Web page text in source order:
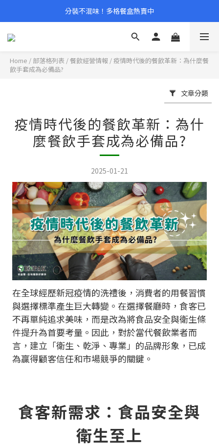
分裝不混味！多格餐盒熱賣中
Home / 部落格列表 /餐飲經營情報 /疫情時代後的餐飲革新：為什麼餐
飲手套成為必備品?
文章分類
疫情時代後的餐飲革新：為什
麼餐飲手套成為必備品?
2025-01-21
在全球經歷新冠疫情的洗禮後，消費者的用餐習慣
與選擇標準產生巨大轉變。在選擇餐廳時，食客已
不再單純追求美味，而是改為將食品安全與衛生條
件提升為首要考量。因此，對於當代餐飲業者而
言，建立「衛生、乾淨、專業」的品牌形象，已成
為贏得顧客信任和市場競爭的關鍵。
食客新需求：食品安全與
衛生至上